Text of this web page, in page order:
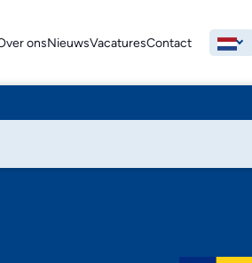
onsNieuwsVacaturesContact